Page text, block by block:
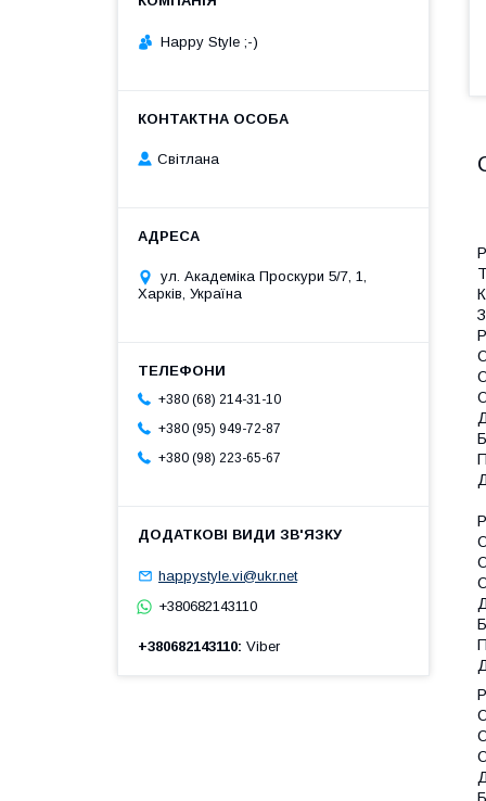
Happy Style ;-)
Cвітлана
ул. Академіка Проскури 5/7, 1,
Харків, Україна
+380 (68) 214-31-10
+380 (95) 949-72-87
+380 (98) 223-65-67
happystyle.vi@ukr.net
+380682143110
+380682143110 Viber